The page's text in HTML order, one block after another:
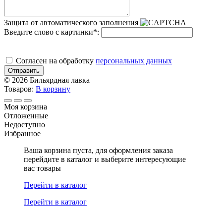
Защита от автоматического заполнения
Введите слово с картинки*:
Cогласен на обработку персональных данных
Отправить
© 2026 Бильярдная лавка
Товаров: В корзину
Моя корзина
Отложенные
Недоступно
Избранное
Ваша корзина пуста, для оформления заказа
перейдите в каталог и выберите интересующие
вас товары
Перейти в каталог
Перейти в каталог